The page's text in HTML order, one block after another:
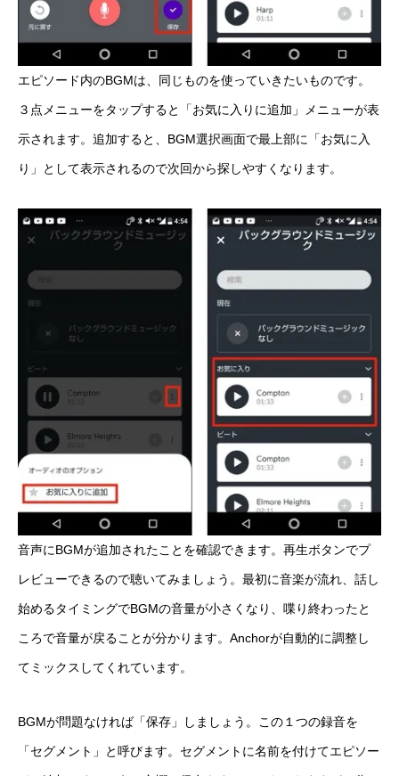
エピソード内のBGMは、同じものを使っていきたいものです。
３点メニューをタップすると「お気に入りに追加」メニューが表
示されます。追加すると、BGM選択画面で最上部に「お気に入
り」として表示されるので次回から探しやすくなります。
音声にBGMが追加されたことを確認できます。再生ボタンでプ
レビューできるので聴いてみましょう。最初に音楽が流れ、話し
始めるタイミングでBGMの音量が小さくなり、喋り終わったと
ころで音量が戻ることが分かります。Anchorが自動的に調整し
てミックスしてくれています。
BGMが問題なければ「保存」しましょう。この１つの録音を
「セグメント」と呼びます。セグメントに名前を付けてエピソー